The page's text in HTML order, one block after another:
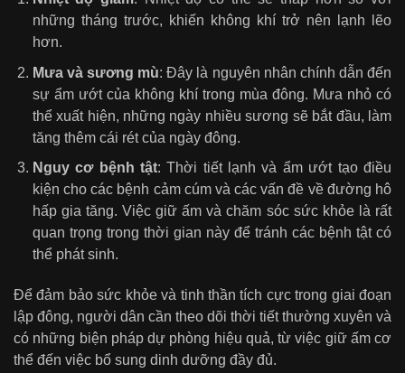
những tháng trước, khiến không khí trở nên lạnh lẽo
hơn.
Mưa và sương mù: Đây là nguyên nhân chính dẫn đến
sự ẩm ướt của không khí trong mùa đông. Mưa nhỏ có
thể xuất hiện, những ngày nhiều sương sẽ bắt đầu, làm
tăng thêm cái rét của ngày đông.
Nguy cơ bệnh tật: Thời tiết lạnh và ẩm ướt tạo điều
kiện cho các bệnh cảm cúm và các vấn đề về đường hô
hấp gia tăng. Việc giữ ấm và chăm sóc sức khỏe là rất
quan trọng trong thời gian này để tránh các bệnh tật có
thể phát sinh.
Để đảm bảo sức khỏe và tinh thần tích cực trong giai đoạn
lập đông, người dân cần theo dõi thời tiết thường xuyên và
có những biện pháp dự phòng hiệu quả, từ việc giữ ấm cơ
thể đến việc bổ sung dinh dưỡng đầy đủ.